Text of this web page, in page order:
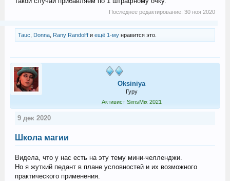
Последнее редактирование:30 ноя 2020
Tauc Donna, Rany Randolffи ещё 1-мунравится это.
Oksiniya
Гуру
Активист SimsMix 2021
9 дек 2020
Школа магии
Видела, что у нас есть на эту тему мини-челленджи.
Но я жуткий педант в плане условностей и их возможного
практического применения.